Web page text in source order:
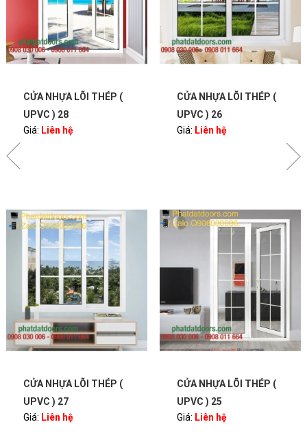
CỬA NHỰA LÕI THÉP (
UPVC ) 28
Giá: Liên hệ
CỬA NHỰA LÕI THÉP (
UPVC ) 27
Giá: Liên hệ
CỬA NHỰA LÕI THÉP (
UPVC ) 26
Giá: Liên hệ
CỬA NHỰA LÕI THÉP (
UPVC ) 25
Giá: Liên hệ